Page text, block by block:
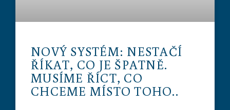
NOVÝ SYSTÉM: NESTAČÍ
ŘÍKAT, CO JE ŠPATNĚ.
MUSÍME ŘÍCT, CO
CHCEME MÍSTO TOHO..